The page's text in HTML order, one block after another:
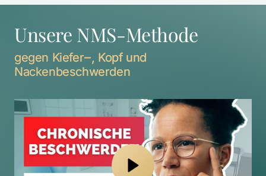
Unsere NMS-Methode
gegen Kiefer‒, Kopf
Nackenbeschwerden